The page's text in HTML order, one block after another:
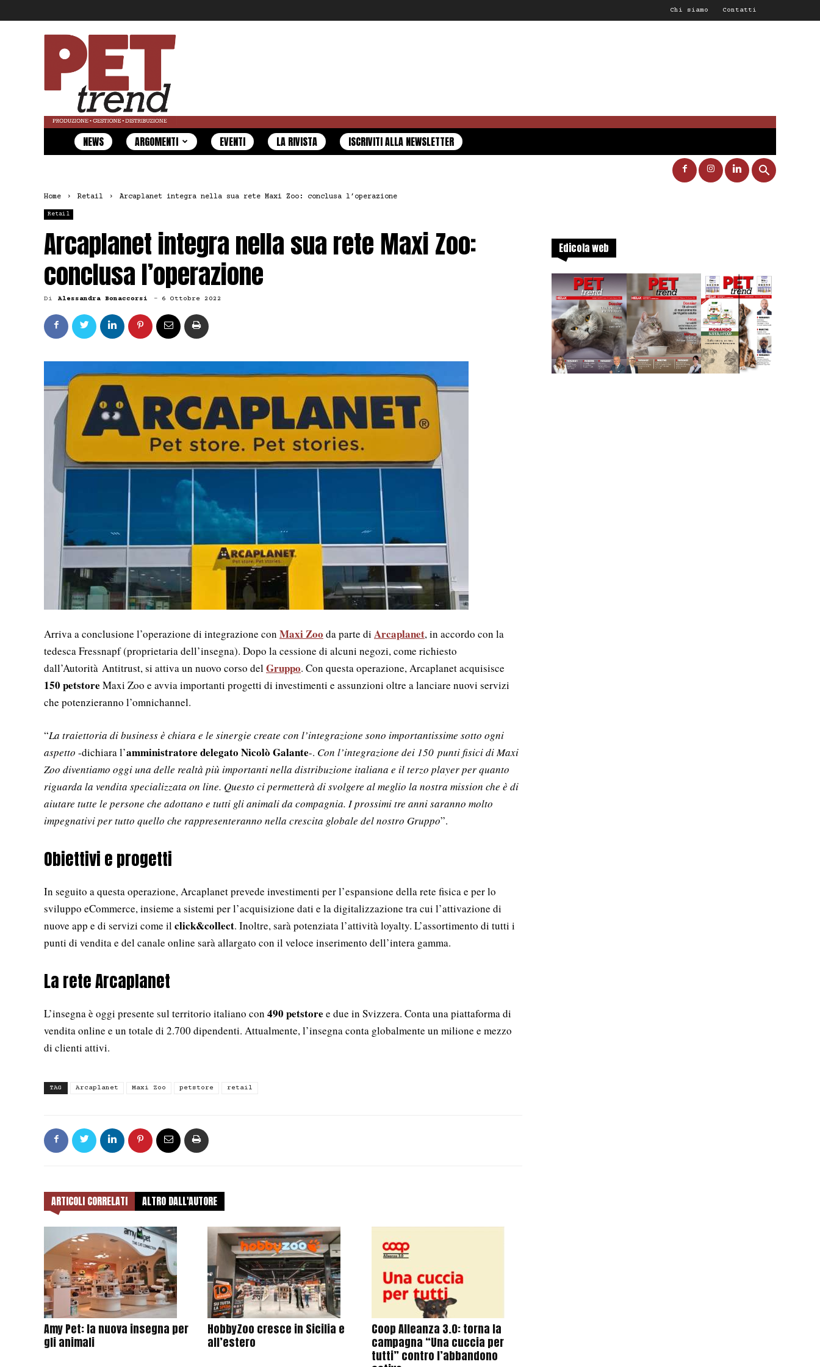
Chi siamo Contatti
Pet
Trend
NEWS ARGOMENTI EVENTI LA RIVISTA ISCRIVITI ALLA NEWSLETTER
Home Retail Arcaplanet integra nella sua rete Maxi Zoo: conclusa l’operazione
Retail
Arcaplanet integra nella sua rete Maxi Zoo:
conclusa l’operazione
Di Alessandra Bonaccorsi - 6 Ottobre 2022
Arriva a conclusione l’operazione di integrazione con Maxi Zoo da parte di Arcaplanet, in accordo con la
tedesca Fressnapf (proprietaria dell’insegna). Dopo la cessione di alcuni negozi, come richiesto
dall’Autorità Antitrust, si attiva un nuovo corso delGruppo. Con questa operazione, Arcaplanet acquisisce
150 petstore Maxi Zoo e avvia importanti progetti di investimenti e assunzioni oltre a lanciare nuovi servizi
che potenzieranno l’omnichannel.
“La traiettoria di business è chiara e le sinergie create con l’integrazione sono importantissime sotto ogni
aspetto -dichiara l’amministratore delegato Nicolò Galante-. Con l’integrazione dei 150 punti fisici di Maxi
Zoo diventiamo oggi una delle realtà più importanti nella distribuzione italiana e il terzo player per quanto
riguarda la vendita specializzata on line. Questo ci permetterà di svolgere al meglio la nostra mission che è di
aiutare tutte le persone che adottano e tutti gli animali da compagnia. I prossimi tre anni saranno molto
impegnativi per tutto quello che rappresenteranno nella crescita globale del nostro Gruppo”.
Obiettivi e progetti
In seguito a questa operazione, Arcaplanet prevede investimenti per l’espansione della rete fisica e per lo
sviluppo eCommerce, insieme a sistemi per l’acquisizione dati e la digitalizzazione tra cui l’attivazione di
nuove app e di servizi come ilclick&collect. Inoltre, sarà potenziata l’attività loyalty. L’assortimento di tutti i
punti di vendita e del canale online sarà allargato con il veloce inserimento dell’intera gamma.
La rete Arcaplanet
L’insegna è oggi presente sul territorio italiano con 490 petstore e due in Svizzera. Conta una piattaforma di
vendita online e un totale di 2.700 dipendenti. Attualmente, l’insegna conta globalmente un milione e mezzo
di clienti attivi.
TAG Arcaplanet Maxi Zoo petstore retail
ARTICOLI CORRELATI ALTRO DALL'AUTORE
Amy Pet: la nuova insegna per
gli animali
HobbyZoo cresce in Sicilia e
all’estero
Coop Alleanza 3.0: torna la
campagna “Una cuccia per
tutti” contro l’abbandono
Edicola web